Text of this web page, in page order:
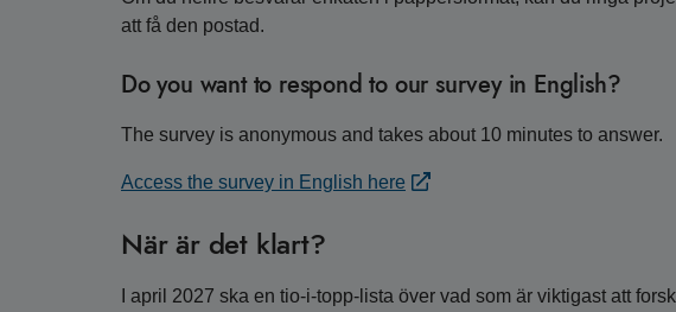
att få den postad.
Do you want to respond to our survey in English?
The survey is anonymous and takes about 10 minutes to answer.
Access the survey in English here
När är det klart?
I april 2027 ska en tio-i-topp-lista över vad som är viktigast att